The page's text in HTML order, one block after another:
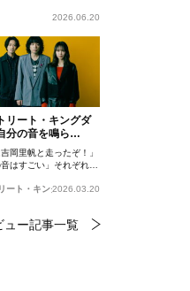
2026.06.20
リート・キングダ
の音を鳴ら
峯田和伸、若葉竜
岡里帆インタビュ
吉岡里帆と走ったぞ！」
音はすごい」それぞれの
ート・キングダム 自分の音を鳴らせ。
2026.03.20
ュー記事一覧